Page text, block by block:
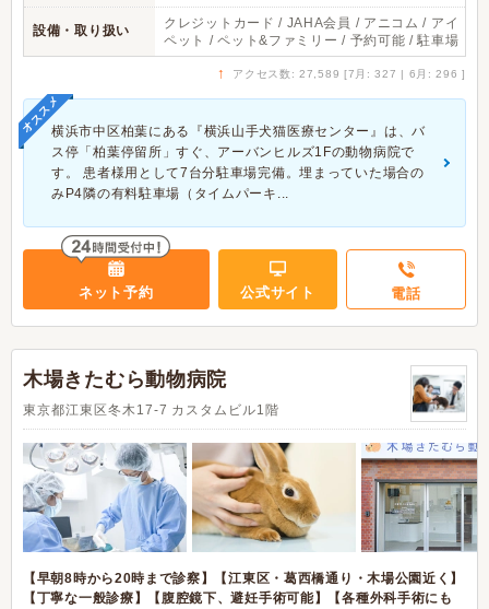
設備・取り扱い
クレジットカード / JAHA会員 / アニコム / アイ
ペット / ペット&ファミリー / 予約可能 / 駐車場
↑ アクセス数: 27,589 [7月: 327 | 6月: 296 ]
オススメ横浜市中区柏葉にある『横浜山手犬猫医療センター』は、バ
ス停「柏葉停留所」すぐ、アーバンヒルズ1Fの動物病院で
す。 患者様用として7台分駐車場完備。埋まっていた場合の
みP4隣の有料駐車場（タイムパーキ...
ネット予約 公式サイト 電話
木場きたむら動物病院
東京都江東区冬木17-7 カスタムビル1階
【早朝8時から20時まで診察】【江東区・葛西橋通り・木場公園近く】
【丁寧な一般診療】【腹腔鏡下、避妊手術可能】【各種外科手術にも